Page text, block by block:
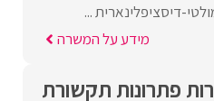
דיסציפלינארית ...
מידע על המשרה
פתרונות תקשורת